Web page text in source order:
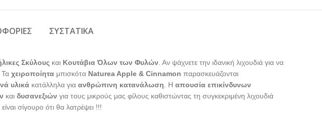
ΣΥΣΤΑΤΙΚΆ
Σκύλους και Κουτάβια Όλων των Φυλών. Αν ψάχνετε την ιδανική λιχουδιά για να
Τα χειροποίητα μπισκότα Naturea Apple & Cinnamon παρασκευάζονται
υλικά κατάλληλα για ανθρώπινη κατανάλωση. Η απουσία επικίνδυνων
και δυσανεξιών για τους μικρούς μας φίλους καθιστώντας τη συγκεκριμένη λιχουδιά
σίγουρο ότι θα λατρέψει !!!